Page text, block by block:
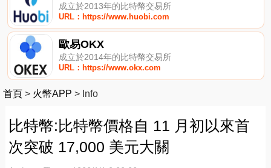
成立於2013年的比特幣交易所
URL：https://www.huobi.com
歐易OKX
成立於2014年的比特幣交易所
URL：https://www.okx.com
首頁 > 火幣APP > Info
比特幣:比特幣價格自 11 月初以來首
次突破 17,000 美元大關